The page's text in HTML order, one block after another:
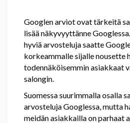
Googlen arviot ovat tärkeitä
lisää näkyvyyttänne
hyviä arvosteluja saatte
korkeammalle sijalle nousette
todennäköisemmin asiakkaat
salongin.
Suomessa suurimmalla osalla
arvosteluja Googlessa, mutta
meidän asiakkailla on parhaat